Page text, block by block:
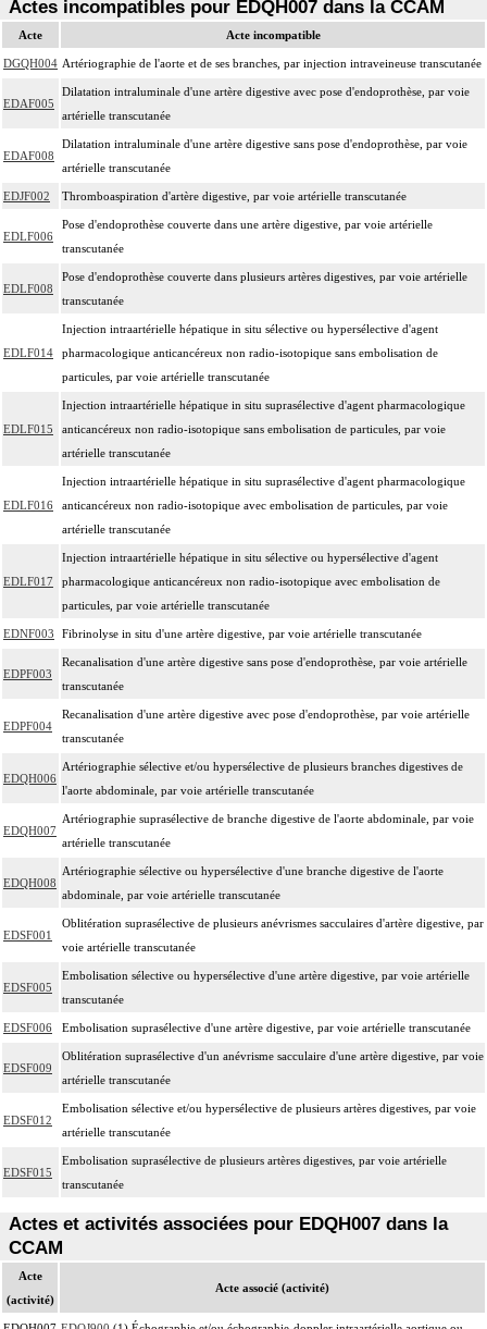
Actes incompatibles pour EDQH007 dans la CCAM
Acte Acte incompatible
DGQH004 Artériographie de l'aorte et de ses branches, par injection intraveineuse transcutanée
EDAF005
Dilatation intraluminale d'une artère digestive avec pose d'endoprothèse, par voie
artérielle transcutanée
EDAF008
Dilatation intraluminale d'une artère digestive sans pose d'endoprothèse, par voie
artérielle transcutanée
EDJF002 Thromboaspiration d'artère digestive, par voie artérielle transcutanée
EDLF006
Pose d'endoprothèse couverte dans une artère digestive, par voie artérielle
transcutanée
EDLF008
Pose d'endoprothèse couverte dans plusieurs artères digestives, par voie artérielle
transcutanée
EDLF014
Injection intraartérielle hépatique in situ sélective ou hypersélective d'agent
pharmacologique anticancéreux non radio-isotopique sans embolisation de
particules, par voie artérielle transcutanée
EDLF015
Injection intraartérielle hépatique in situ suprasélective d'agent pharmacologique
anticancéreux non radio-isotopique sans embolisation de particules, par voie
artérielle transcutanée
EDLF016
Injection intraartérielle hépatique in situ suprasélective d'agent pharmacologique
anticancéreux non radio-isotopique avec embolisation de particules, par voie
artérielle transcutanée
EDLF017
Injection intraartérielle hépatique in situ sélective ou hypersélective d'agent
pharmacologique anticancéreux non radio-isotopique avec embolisation de
particules, par voie artérielle transcutanée
EDNF003 Fibrinolyse in situ d'une artère digestive, par voie artérielle transcutanée
EDPF003
Recanalisation d'une artère digestive sans pose d'endoprothèse, par voie artérielle
transcutanée
EDPF004
Recanalisation d'une artère digestive avec pose d'endoprothèse, par voie artérielle
transcutanée
EDQH006
Artériographie sélective et/ou hypersélective de plusieurs branches digestives de
l'aorte abdominale, par voie artérielle transcutanée
EDQH007
Artériographie suprasélective de branche digestive de l'aorte abdominale, par voie
artérielle transcutanée
EDQH008
Artériographie sélective ou hypersélective d'une branche digestive de l'aorte
abdominale, par voie artérielle transcutanée
EDSF001
Oblitération suprasélective de plusieurs anévrismes sacculaires d'artère digestive, par
voie artérielle transcutanée
EDSF005
Embolisation sélective ou hypersélective d'une artère digestive, par voie artérielle
transcutanée
EDSF006 Embolisation suprasélective d'une artère digestive, par voie artérielle transcutanée
EDSF009
Oblitération suprasélective d'un anévrisme sacculaire d'une artère digestive, par voie
artérielle transcutanée
EDSF012
Embolisation sélective et/ou hypersélective de plusieurs artères digestives, par voie
artérielle transcutanée
EDSF015
Embolisation suprasélective de plusieurs artères digestives, par voie artérielle
transcutanée
Actes et activités associées pour EDQH007 dans la
CCAM
Acte
(activité)
Acte associé (activité)